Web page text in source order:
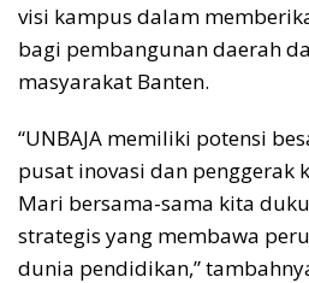
visi kampus dalam
bagi pembangunan daerah
masyarakat Banten.
“UNBAJA memiliki potensi
pusat inovasi dan penggerak
Mari bersama-sama kita
strategis yang membawa
dunia pendidikan,”